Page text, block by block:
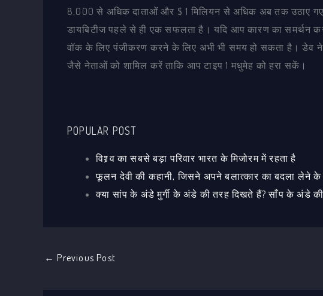
8,000 से अधिक दाताओं और $ 1 मिलियन से अधिक अब तक उठाए
डायबिटीज पहले से ही एक सफलता है। यदि आप कारण का समर्थन
वॉक के लिए पंजीकरण करने के लिए अभी भी समय हो सकता है। डेव
जैसे नेताओं को शामिल करें ताकि आप टाइप 1 मधुमेह को हरा सकें।
POPULAR POST
विश्र्व का सबसे बड़ा परिवार भारत के मिजोरम में रहता है
फूलन देवी की कहानी, जिसने अपने बलात्कार का बदला लेने के
क्या सांप के अंडे मुर्गी के अंडे की तरह दिखते हैं? साँप के अंडे
← Previous Post